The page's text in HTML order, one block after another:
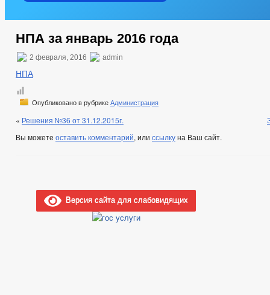
НПА за январь 2016 года
2 февраля, 2016 admin
НПА
Опубликовано в рубрике Администрация
« Решения №36 от 31.12.2015г.
Вы можете оставить комментарий, или ссылкуна Ваш сайт.
Версия сайта для слабовидящих